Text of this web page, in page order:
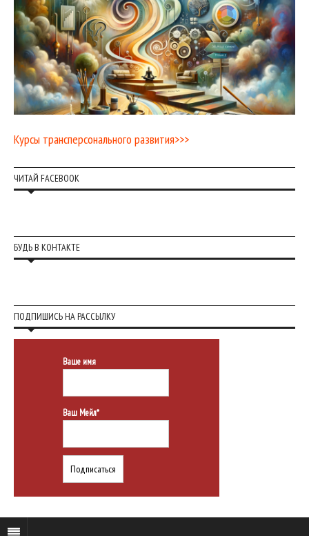
Курсы трансперсонального развития>>>
ЧИТАЙ FACEBOOK
БУДЬ В КОНТАКТЕ
ПОДПИШИСЬ НА РАССЫЛКУ
Ваше имя
Ваш Мейл*